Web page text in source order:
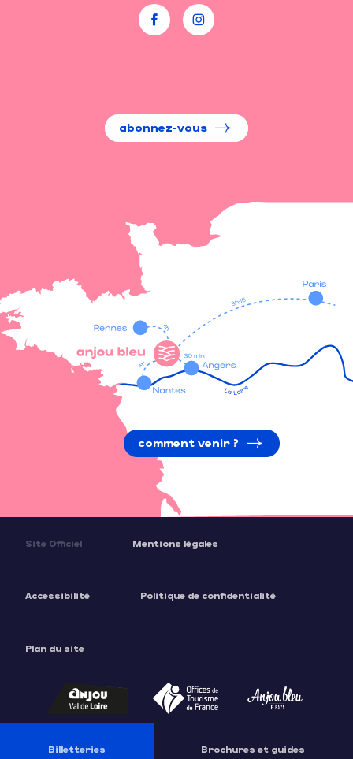
Description
abonnez-vous
comment venir ?
Site Officiel Mentions légales
Accessibilité Politique de confidentialité
Plan du site
Billetteries Brochures et guides